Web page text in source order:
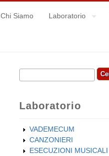
Chi Siamo Laboratorio
Form di ricerca
Cerca
Laboratorio
VADEMECUM
CANZONIERI
ESECUZIONI MUSICALI